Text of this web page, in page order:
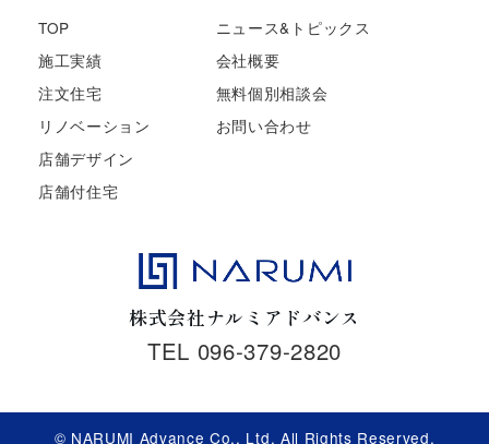
株式会社ナルミアドバンス
TEL 096-379-2820
TOP
施工実績
注文住宅
リノベーション
店舗デザイン
店舗付住宅
ニュース&トピックス
会社概要
無料個別相談会
お問い合わせ
© NARUMI Advance Co., Ltd. All Rights Reserved.